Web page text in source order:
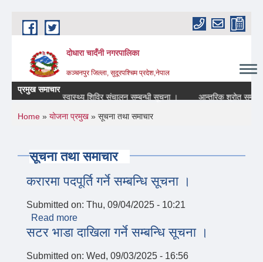
Skip to main content
दोधारा चादँनी नगरपालिका
कञ्चनपुर जिल्ला, सुदूरपश्चिम प्रदेश,नेपाल
प्रमुख समाचार
सूचना ।
स्वास्थ्य शिविर संचालन सम्बन्धी सूचना । आन्तरिक श्रोत
You are here
Home » योजना प्रमुख » सूचना तथा समाचार
सूचना तथा समाचार
करारमा पदपूर्ति गर्ने सम्बन्धि सूचना ।
Submitted on: Thu, 09/04/2025 - 10:21
Read more
सटर भाडा दाखिला गर्ने सम्बन्धि सूचना ।
Submitted on: Wed, 09/03/2025 - 16:56